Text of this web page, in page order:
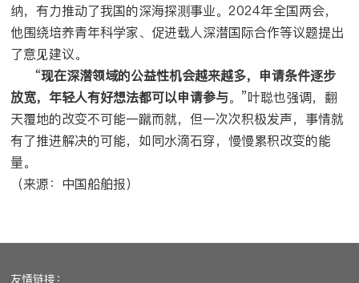
纳，有力推动了我国的深海探测事业。2024年全国两会，
他围绕培养青年科学家、促进载人深潜国际合作等议题提出
了意见建议。
“现在深潜领域的公益性机会越来越多，申请条件逐步
放宽，年轻人有好想法都可以申请参与。”叶聪也强调，翻
天覆地的改变不可能一蹴而就，但一次次积极发声，事情就
有了推进解决的可能，如同水滴石穿，慢慢累积改变的能
量。
（来源：中国船舶报）
友情链接：